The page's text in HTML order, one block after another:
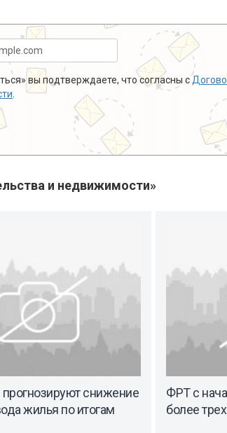
вы подтверждаете, что согласны с
и недвижимости»
снижение
жилья по итогам
ФРТ с
более